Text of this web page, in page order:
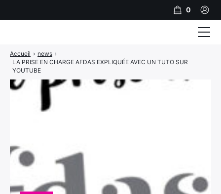
Accueil › news ›
LA PRISE EN CHARGE AFDAS EXPLIQUÉE AVEC UN TUTO SUR
YOUTUBE
0
Formations
Références Clients
Contact
PRENDRE RDV